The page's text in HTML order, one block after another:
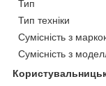
Тип
Тип техніки
Сумісність з
Сумісність з